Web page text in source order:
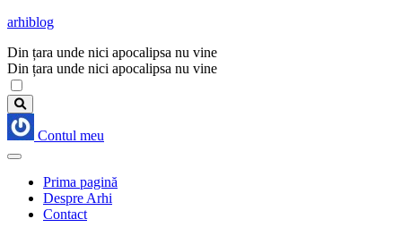
arhiblog
Din țara unde nici apocalipsa nu vine
Din țara unde nici apocalipsa nu vine
Contul meu
Prima pagină
Despre Arhi
Contact